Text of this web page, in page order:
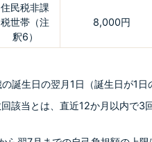
住民税非課
税世帯（注
釈6）
8,000円
誕生日の翌月1日（誕生日が1日
該当とは、直近12か月以内で3